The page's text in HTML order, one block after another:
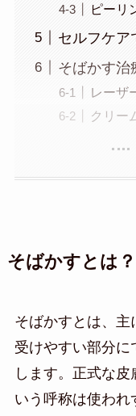
ピーリ
セルフケア
そばかす治
レーザ
クリー
そばかすとは
そばかすとは、主
受けやすい部分に
します。正式な
いう呼称は使われ